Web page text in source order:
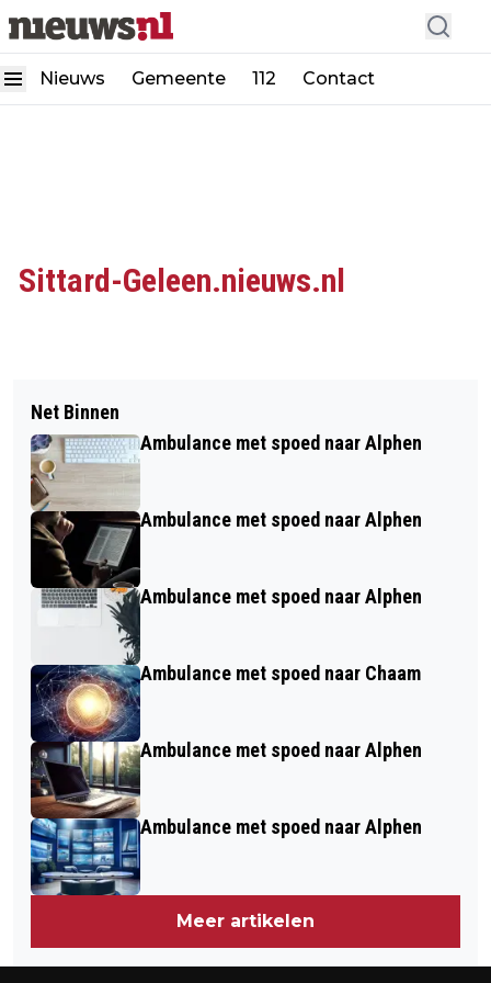
Nieuws Gemeente 112 Contact
Sittard-Geleen.nieuws.nl
Net Binnen
Ambulance met spoed naar Alphen
Ambulance met spoed naar Alphen
Ambulance met spoed naar Alphen
Ambulance met spoed naar Chaam
Ambulance met spoed naar Alphen
Ambulance met spoed naar Alphen
Meer artikelen